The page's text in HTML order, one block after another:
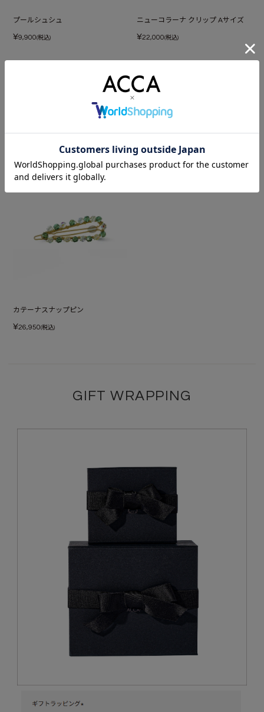
プールシュシュ
¥9,900(税込)
ニューコラーナ クリップ Aサイズ
¥22,000(税込)
あなたが最近見たアイテム
カテーナスナップピン
¥26,950(税込)
GIFT WRAPPING